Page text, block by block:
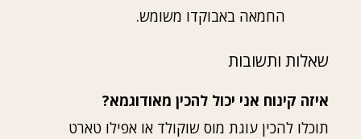
החמאה באבוקדו משומש.
שאלות ותשובות
איזה קינוח אני יכול להכין מאודוגמא?
תוכלו להכין עוגת מוס שוקולד או אפילו טארט